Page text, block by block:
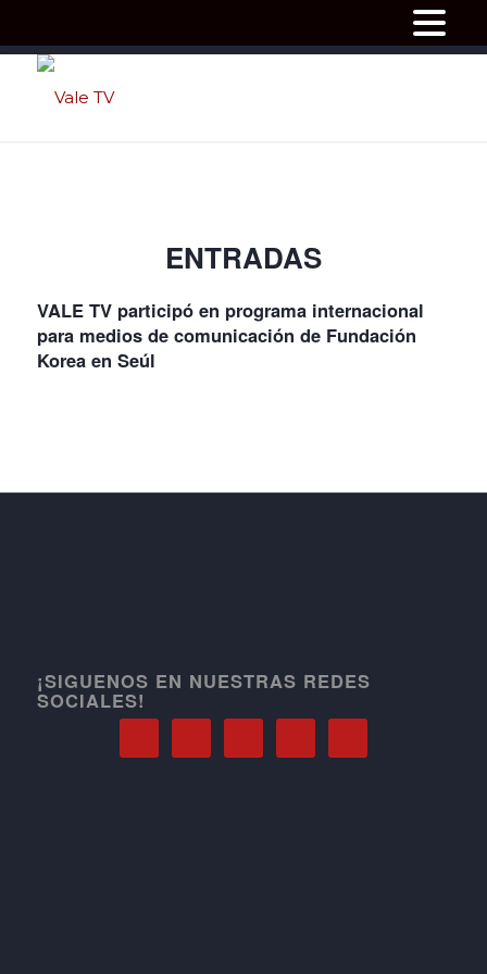
ENTRADAS
VALE TV participó en programa internacional
para medios de comunicación de Fundación
Korea en Seúl
¡SIGUENOS EN NUESTRAS REDES
SOCIALES!